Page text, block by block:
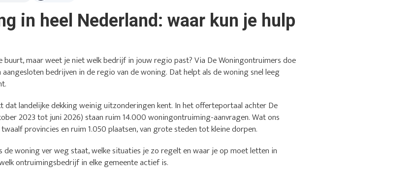
in heel Nederland: waar kun je hulp
maar weet je niet welk bedrijf in jouw regio past? Via De Woningontruimers doe
bedrijven in de regio van de woning. Dat helpt als de woning snel leeg
dat landelijke dekking weinig uitzonderingen kent. In het offerteportaal achter De
2023 tot juni 2026) staan ruim 14.000 woningontruiming-aanvragen. Wat ons
provincies en ruim 1.050 plaatsen, van grote steden tot kleine dorpen.
de woning ver weg staat, welke situaties je zo regelt en waar je op moet letten in
ontruimingsbedrijf in elke gemeente actief is.